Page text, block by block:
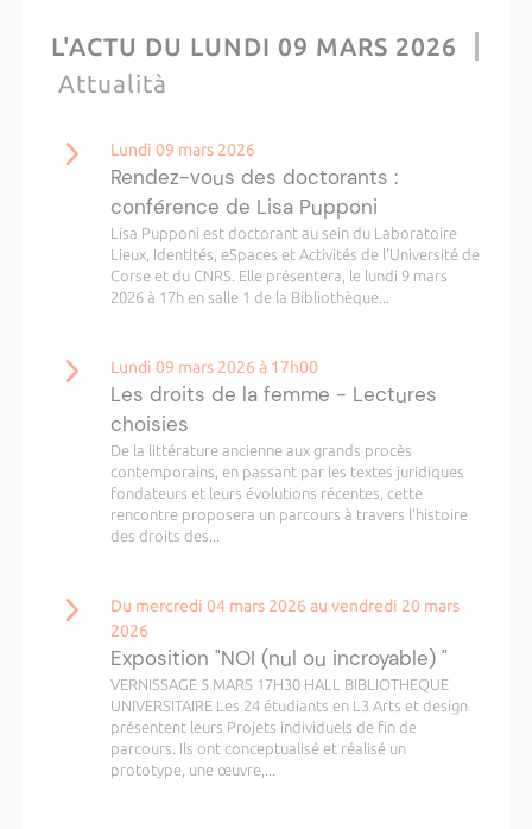
L'ACTU DU LUNDI 09 MARS 2026
Attualità
Lundi 09 mars 2026
Rendez-vous des doctorants :
conférence de Lisa Pupponi
Lisa Pupponi est doctorant au sein du Laboratoire
Lieux, Identités, eSpaces et Activités de l’Université de
Corse et du CNRS. Elle présentera, le lundi 9 mars
2026 à 17h en salle 1 de la Bibliothèque...
Lundi 09 mars 2026 à 17h00
Les droits de la femme - Lectures
choisies
De la littérature ancienne aux grands procès
contemporains, en passant par les textes juridiques
fondateurs et leurs évolutions récentes, cette
rencontre proposera un parcours à travers l’histoire
des droits des...
Du mercredi 04 mars 2026 au vendredi 20 mars
2026
Exposition "NOI (nul ou incroyable) "
VERNISSAGE 5 MARS 17H30 HALL BIBLIOTHEQUE
UNIVERSITAIRE Les 24 étudiants en L3 Arts et design
présentent leurs Projets individuels de fin de
parcours. Ils ont conceptualisé et réalisé un
prototype, une œuvre,...